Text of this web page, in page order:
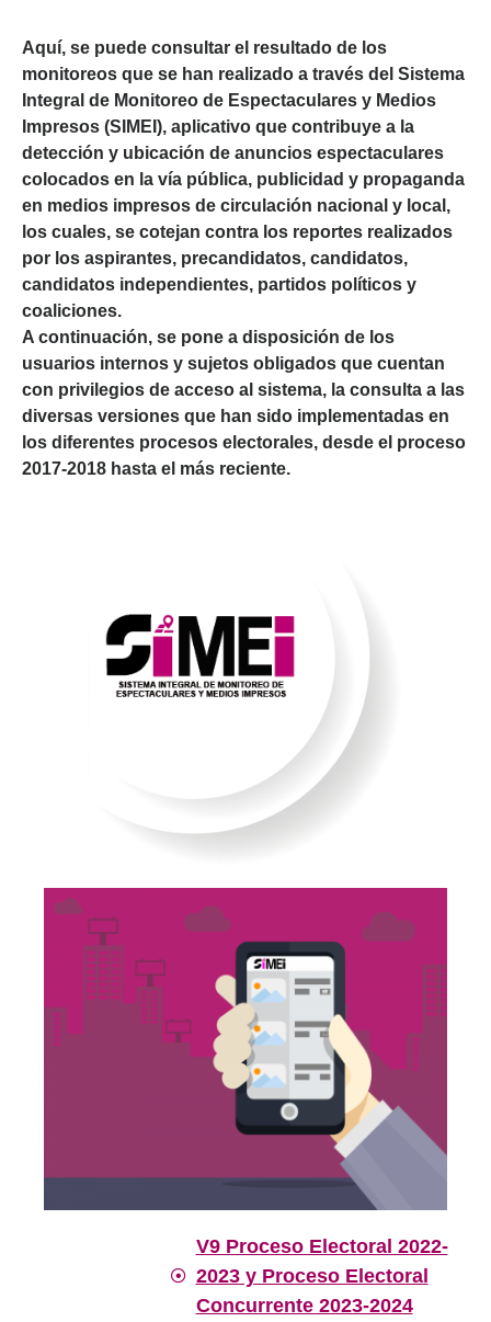
Aquí, se puede consultar el resultado de los
monitoreos que se han realizado a través del Sistema
Integral de Monitoreo de Espectaculares y Medios
Impresos (SIMEI), aplicativo que contribuye a la
detección y ubicación de anuncios espectaculares
colocados en la vía pública, publicidad y propaganda
en medios impresos de circulación nacional y local,
los cuales, se cotejan contra los reportes realizados
por los aspirantes, precandidatos, candidatos,
candidatos independientes, partidos políticos y
coaliciones.
A continuación, se pone a disposición de los
usuarios internos y sujetos obligados que cuentan
con privilegios de acceso al sistema, la consulta a las
diversas versiones que han sido implementadas en
los diferentes procesos electorales, desde el proceso
2017-2018 hasta el más reciente.
V9 Proceso Electoral 2022-
2023 y Proceso Electoral
Concurrente 2023-2024